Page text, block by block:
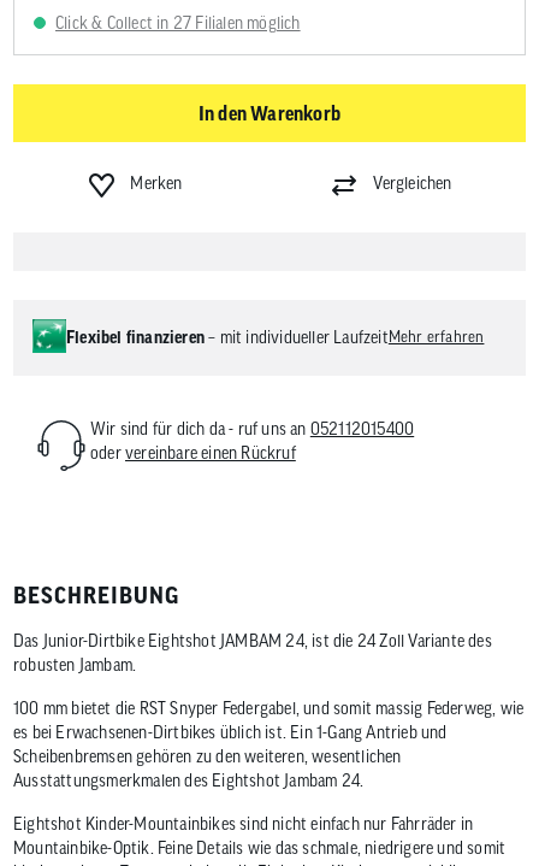
Click & Collect in 27 Filialen möglich
In den Warenkorb
Merken Vergleichen
Flexibel finanzieren– mit individueller Laufzeit Mehr erfahren
Wir sind für dich da - ruf uns an 052112015400
odervereinbare einen Rückruf
BESCHREIBUNG
Das Junior-Dirtbike Eightshot JAMBAM 24, ist die 24 Zoll Variante des
robusten Jambam.
100 mm bietet die RST Snyper Federgabel, und somit massig Federweg, wie
es bei Erwachsenen-Dirtbikes üblich ist. Ein 1-Gang Antrieb und
Scheibenbremsen gehören zu den weiteren, wesentlichen
Ausstattungsmerkmalen des Eightshot Jambam 24.
Eightshot Kinder-Mountainbikes sind nicht einfach nur Fahrräder in
Mountainbike-Optik. Feine Details wie das schmale, niedrigere und somit